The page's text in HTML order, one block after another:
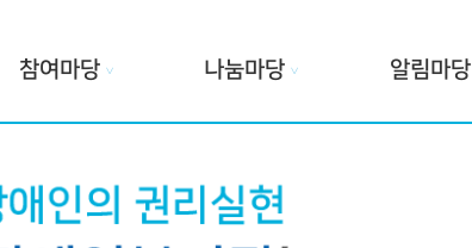
참여마당 ∨ 나눔마당 ∨ 알림마당